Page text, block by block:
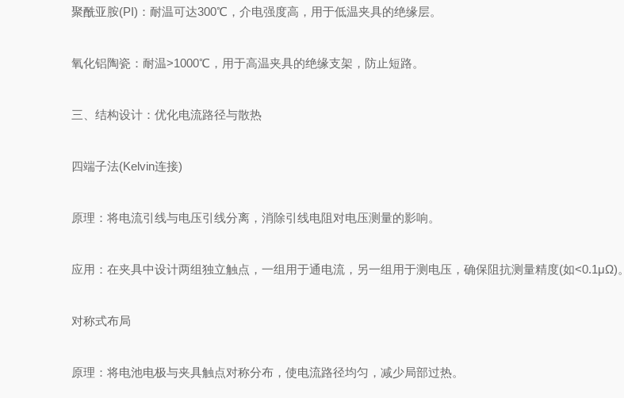
聚酰亚胺(PI)：耐温可达300℃，介电强度高，用于低温夹具的绝缘层。
氧化铝陶瓷：耐温>1000℃，用于高温夹具的绝缘支架，防止短路。
三、结构设计：优化电流路径与散热
四端子法(Kelvin连接)
原理：将电流引线与电压引线分离，消除引线电阻对电压测量的影响。
应用：在夹具中设计两组独立触点，一组用于通电流，另一组用于测电压，确保阻抗测量精度(如<0.1μΩ)。
对称式布局
原理：将电池电极与夹具触点对称分布，使电流路径均匀，减少局部过热。